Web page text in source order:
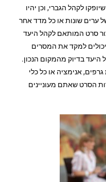
לקהל הגברי, וכן יהיו
ערים שונות או כל מדד אחר
סרט המותאם לקהל היעד
למקד את המסרים
היעד בדיוק מהמקום הנכון.
אנימציה או כל כלי
הסרט שאתם מעוניינים